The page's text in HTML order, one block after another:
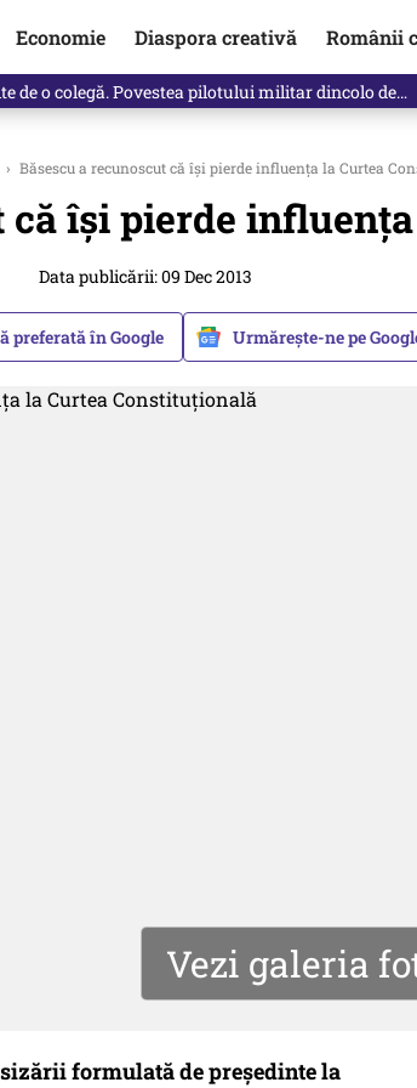
Economie Diaspora creativă Românii
de o colegă. Povestea pilotului militar dincolo de…
› Băsescu a recunoscut că își pierde influența la Curtea
că își pierde
Data publicării: 09 Dec 2013
preferată în Google Urmărește-ne pe
Vezi galeria
formulată de președinte la